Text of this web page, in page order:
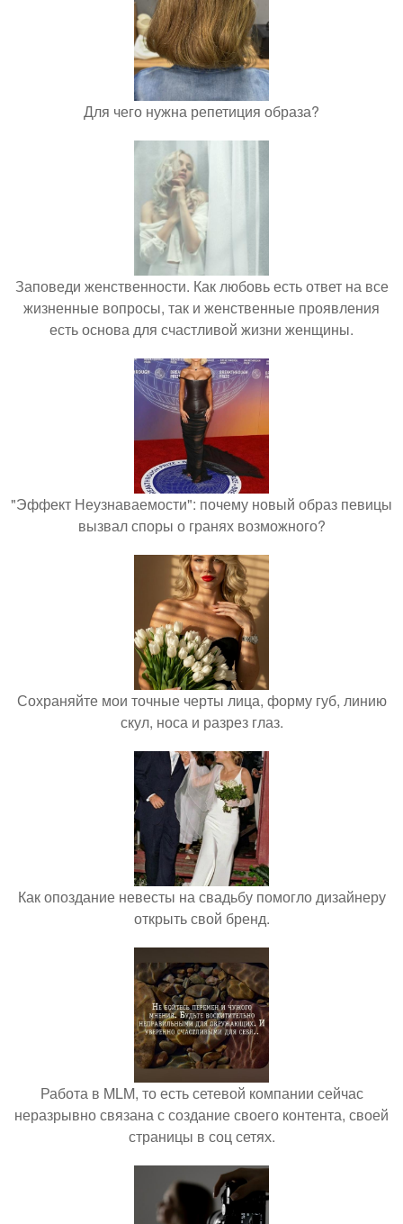
Для чего нужна репетиция образа?
Заповеди женственности. Как любовь есть ответ на все
жизненные вопросы, так и женственные проявления
есть основа для счастливой жизни женщины.
"Эффект Неузнаваемости": почему новый образ певицы
вызвал споры о гранях возможного?
Сохраняйте мои точные черты лица, форму губ, линию
скул, носа и разрез глаз.
Как опоздание невесты на свадьбу помогло дизайнеру
открыть свой бренд.
Работа в MLM, то есть сетевой компании сейчас
неразрывно связана с создание своего контента, своей
страницы в соц сетях.